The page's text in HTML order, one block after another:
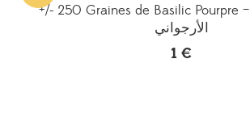
+/- 250 Graines de Basilic Pourpre – بذور الريحان
الأرجواني
1 €